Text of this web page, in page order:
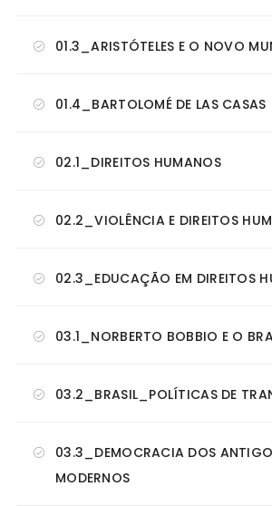
01.3_ARISTÓTELES E O NOVO
01.4_BARTOLOMÉ DE LAS CASAS
02.1_DIREITOS HUMANOS
02.2_VIOLÊNCIA E DIREITOS
02.3_EDUCAÇÃO EM DIREITOS
03.1_NORBERTO BOBBIO E O
03.2_BRASIL_POLÍTICAS DE
03.3_DEMOCRACIA DOS
MODERNOS